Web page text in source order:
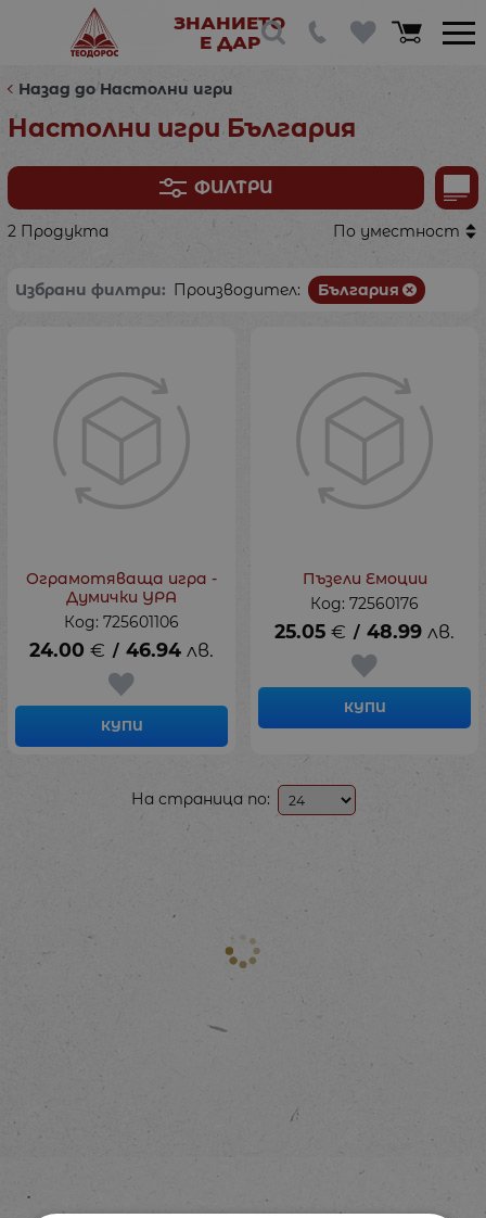
ЗНАНИЕТО
Е ДАР
Назад до Настолни игри
Настолни игри България
ФИЛТРИ
2 Продукта По уместност
Избрани филтри: Производител: България
Ограмотяваща игра -
Думички УРА
Код: 725601106
24.00 € / 46.94 лв.
КУПИ
Пъзели Емоции
Код: 72560176
25.05 € / 48.99 лв.
КУПИ
На страница по: